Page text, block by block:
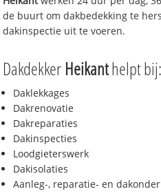
de buurt om dakbedekking te
dakinspectie uit te voeren.
Dakdekker Heikanthelpt bij:
Daklekkages
Dakrenovatie
Dakreparaties
Dakinspecties
Loodgieterswerk
Dakisolaties
Aanleg-, reparatie- en